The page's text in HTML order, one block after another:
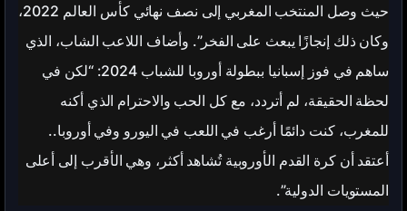
حيث وصل المنتخب المغربي إلى نصف نهائي كأس العالم 2022،
وكان ذلك إنجازًا يبعث على الفخر”. وأضاف اللاعب الشاب، الذي
ساهم في فوز إسبانيا ببطولة أوروبا للشباب 2024: “لكن في
لحظة الحقيقة، لم أتردد، مع كل الحب والاحترام الذي أكنه
للمغرب، كنت دائمًا أرغب في اللعب في اليورو وفي أوروبا..
أعتقد أن كرة القدم الأوروبية تُشاهد أكثر، وهي الأقرب إلى أعلى
المستويات الدولية”.